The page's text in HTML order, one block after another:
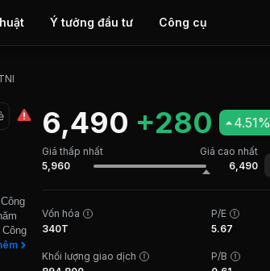
Ý tưởng đầu tư Công cụ
6,490 +280 4.51%
Giá thấp nhất
Giá cao nhất
5,960
6,490
Vốn hóa
340T
P/E
5.67
Khối lượng giao dịch
P/B